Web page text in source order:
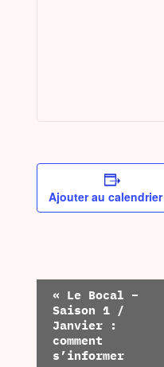
Ajouter au calendrier
Navigation
Évènement
« Le Bocal –
Saison 1 /
Janvier :
comment
s’informer